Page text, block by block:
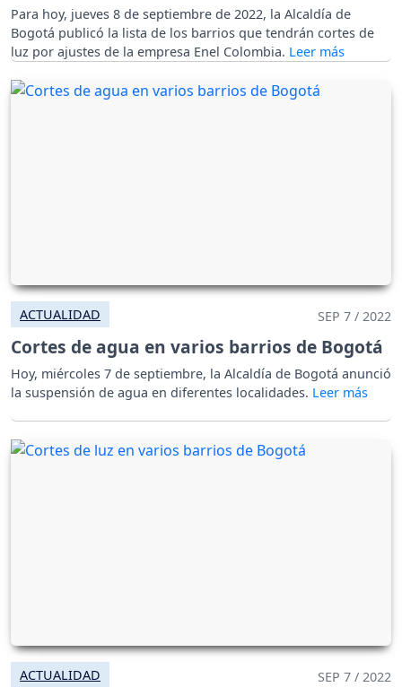
Para hoy, jueves 8 de septiembre de 2022, la Alcaldía de
Bogotá publicó la lista de los barrios que tendrán cortes de
luz por ajustes de la empresa Enel Colombia.
ACTUALIDAD SEP 7 / 2022
Cortes de agua en varios barrios de Bogotá
Hoy, miércoles 7 de septiembre, la Alcaldía de Bogotá anunció
la suspensión de agua en diferentes localidades.
ACTUALIDAD SEP 7 / 2022